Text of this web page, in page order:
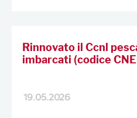
Rinnovato il Ccnl
imbarcati (codice
19.05.2026